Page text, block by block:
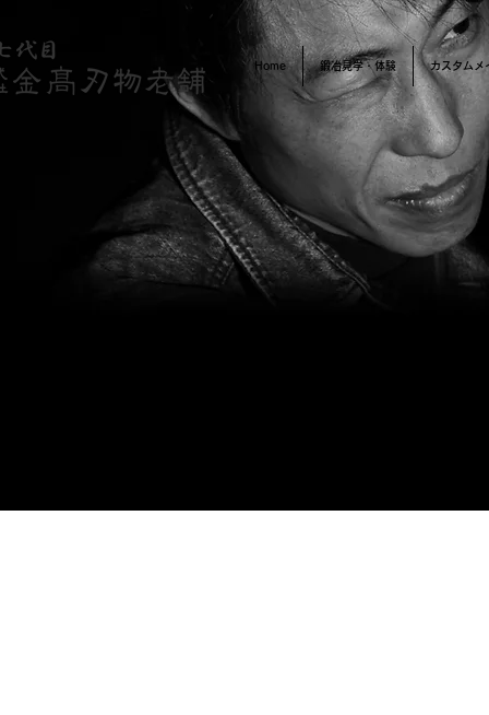
Home 鍛冶見学・体験 カスタムメ